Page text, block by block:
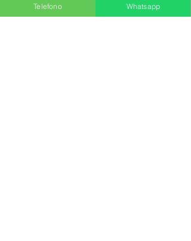
Animazione Per Matrimoni
Telefono Whatsapp